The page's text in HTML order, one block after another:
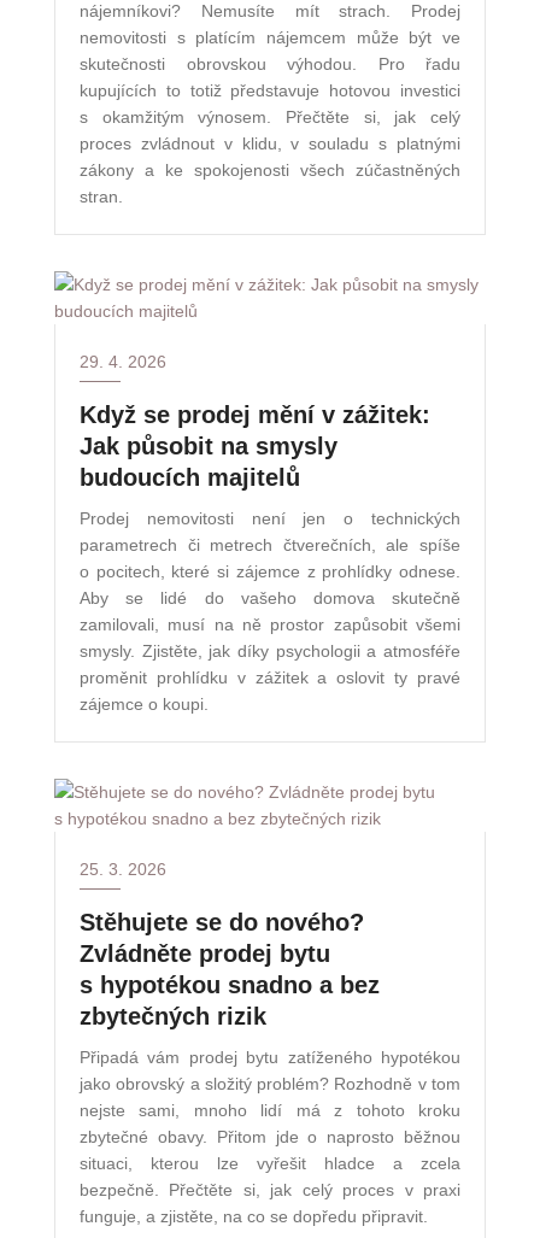
nájemníkovi? Nemusíte mít strach. Prodej
nemovitosti s platícím nájemcem může být ve
skutečnosti obrovskou výhodou. Pro řadu
kupujících to totiž představuje hotovou investici
s okamžitým výnosem. Přečtěte si, jak celý
proces zvládnout v klidu, v souladu s platnými
zákony a ke spokojenosti všech zúčastněných
stran.
29. 4. 2026
Když se prodej mění v zážitek:
Jak působit na smysly
budoucích majitelů
Prodej nemovitosti není jen o technických
parametrech či metrech čtverečních, ale spíše
o pocitech, které si zájemce z prohlídky odnese.
Aby se lidé do vašeho domova skutečně
zamilovali, musí na ně prostor zapůsobit všemi
smysly. Zjistěte, jak díky psychologii a atmosféře
proměnit prohlídku v zážitek a oslovit ty pravé
zájemce o koupi.
25. 3. 2026
Stěhujete se do nového?
Zvládněte prodej bytu
s hypotékou snadno a bez
zbytečných rizik
Připadá vám prodej bytu zatíženého hypotékou
jako obrovský a složitý problém? Rozhodně v tom
nejste sami, mnoho lidí má z tohoto kroku
zbytečné obavy. Přitom jde o naprosto běžnou
situaci, kterou lze vyřešit hladce a zcela
bezpečně. Přečtěte si, jak celý proces v praxi
funguje, a zjistěte, na co se dopředu připravit.